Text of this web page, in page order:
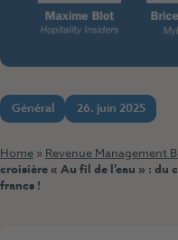
Général 26. juin 2025
Home » Revenue Management
croisière « Au fil de l’eau » : du
francs !